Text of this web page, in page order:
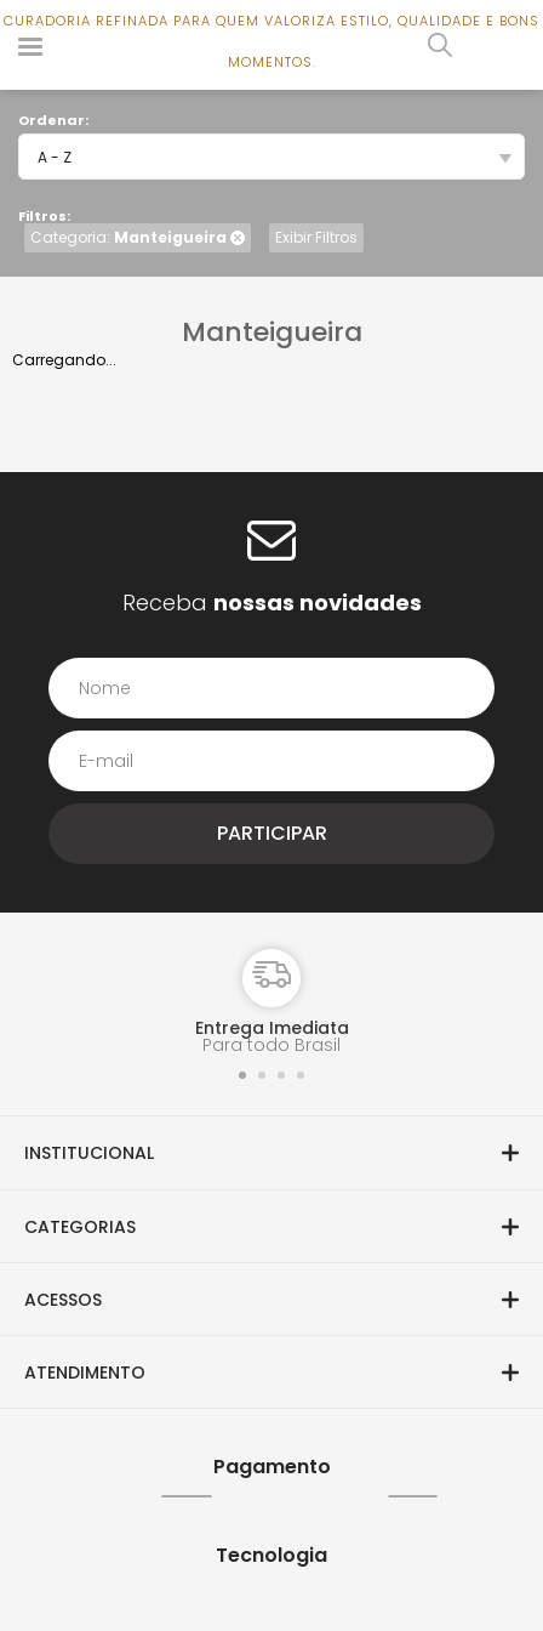
CURADORIA REFINADA PARA QUEM VALORIZA ESTILO, QUALIDADE E BONS
MOMENTOS.
CURADORIA REFINADA PARA QUEM VALORIZA ESTILO, QUALIDADE E BONS
MOMENTOS.
0
Ordenar:
A - Z
Filtros:
Categoria: Manteigueira Exibir Filtros
Manteigueira
Carregando...
Receba nossas novidades
Entrega Imediata
Para todo Brasil
INSTITUCIONAL
CATEGORIAS
ACESSOS
ATENDIMENTO
Pagamento
Tecnologia